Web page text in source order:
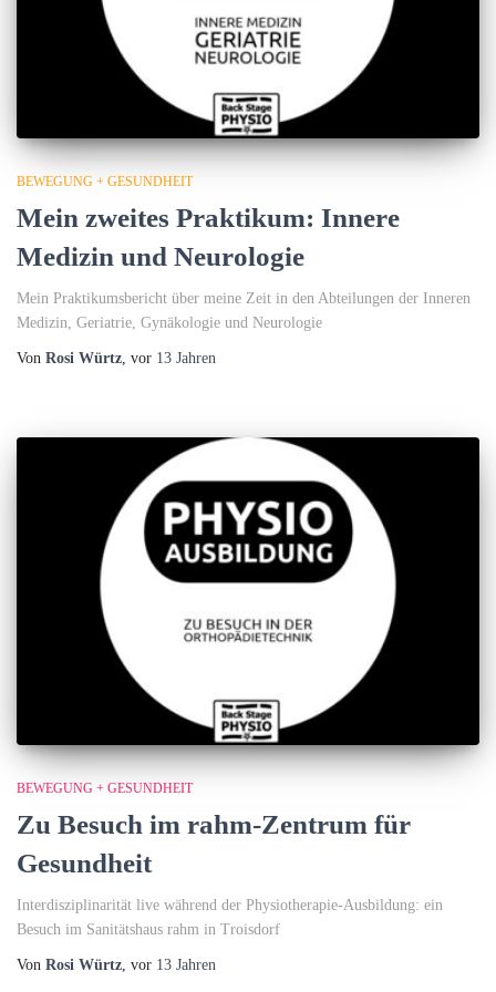
BEWEGUNG + GESUNDHEIT
Mein zweites Praktikum: Innere
Medizin und Neurologie
Mein Praktikumsbericht über meine Zeit in den Abteilungen der Inneren
Medizin, Geriatrie, Gynäkologie und Neurologie
Von Rosi Würtz , vor 13 Jahren
BEWEGUNG + GESUNDHEIT
Zu Besuch im rahm-Zentrum für
Gesundheit
Interdisziplinarität live während der Physiotherapie-Ausbildung: ein
Besuch im Sanitätshaus rahm in Troisdorf
Von Rosi Würtz, vor 13 Jahren